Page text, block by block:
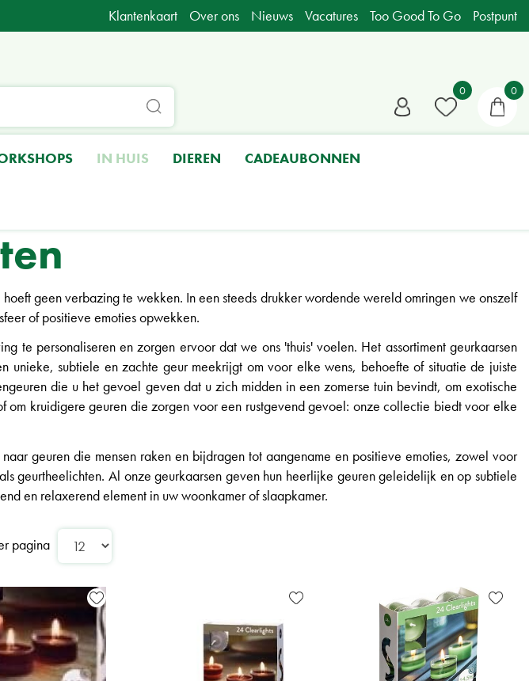
Klantenkaart Over ons Nieuws Vacatures Too Good To Go Postpunt
IN HUIS DIEREN CADEAUBONNEN
geen verbazing te wekken. In een steeds drukker wordende wereld omringen we onszelf
of positieve emoties opwekken.
te personaliseren en zorgen ervoor dat we ons 'thuis' voelen. Het assortiment geurkaarsen
unieke, subtiele en zachte geur meekrijgt om voor elke wens, behoefte of situatie de juiste
die u het gevoel geven dat u zich midden in een zomerse tuin bevindt, om exotische
om kruidigere geuren die zorgen voor een rustgevend gevoel: onze collectie biedt voor elke
geuren die mensen raken en bijdragen tot aangename en positieve emoties, zowel voor
geurtheelichten. Al onze geurkaarsen geven hun heerlijke geuren geleidelijk en op subtiele
en relaxerend element in uw woonkamer of slaapkamer.
pagina